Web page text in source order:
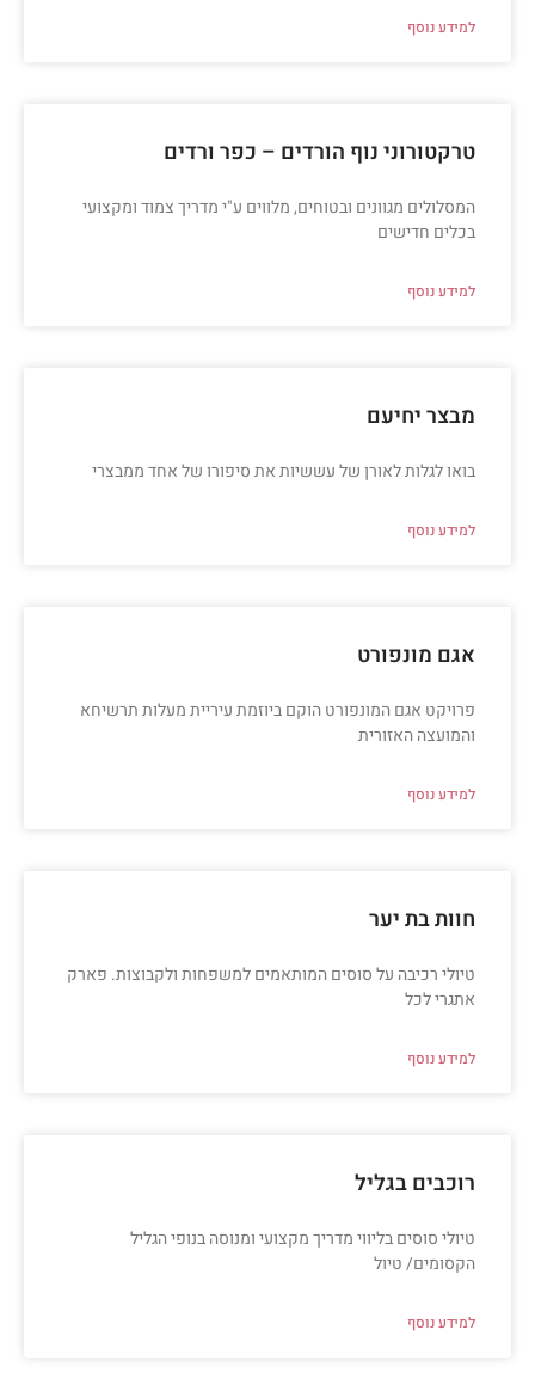
למידע נוסף
טרקטורוני נוף הורדים – כפר ורדים
המסלולים מגוונים ובטוחים, מלווים ע"י מדריך צמוד ומקצועי
בכלים חדישים
למידע נוסף
מבצר יחיעם
בואו לגלות לאורן של עששיות את סיפורו של אחד ממבצרי
למידע נוסף
אגם מונפורט
פרויקט אגם המונפורט הוקם ביוזמת עיריית מעלות תרשיחא
והמועצה האזורית
למידע נוסף
חוות בת יער
טיולי רכיבה על סוסים המותאמים למשפחות ולקבוצות. פארק
אתגרי לכל
למידע נוסף
רוכבים בגליל
טיולי סוסים בליווי מדריך מקצועי ומנוסה בנופי הגליל
הקסומים/ טיול
למידע נוסף